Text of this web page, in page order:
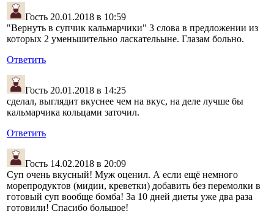
Гость 20.01.2018 в 10:59
"Вернуть в супчик кальмарчики" 3 слова в предложении из
которых 2 уменьшительно ласкательыне. Глазам больно.
Ответить
Гость 20.01.2018 в 14:25
сделал, выглядит вкуснее чем на вкус, на деле лучше бы
кальмарчика кольцами заточил.
Ответить
Гость 14.02.2018 в 20:09
Суп очень вкусный! Муж оценил. А если ещё немного
морепродуктов (мидии, креветки) добавить без перемолки в
готовый суп вообще бомба! За 10 дней диеты уже два раза
готовили! Спасибо большое!